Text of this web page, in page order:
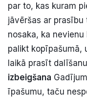
par to, kas kuram
jāvēršas ar prasību
nosaka, ka
palikt kopīpašumā,
laikā prasīt
izbeigšana
īpašumu, taču